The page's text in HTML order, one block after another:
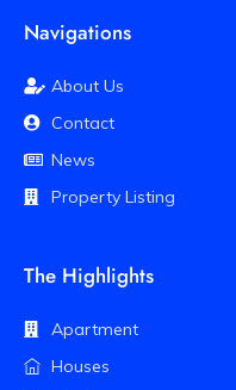
Navigations
About Us
Contact
News
Property Listing
The Highlights
Apartment
Houses